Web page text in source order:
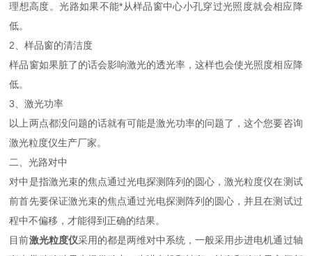
理想高度。光路如果不能*从样品窗中心小孔穿过光照度就会相应降
低。
2、样品窗的清洁度
样品窗如果脏了的话会影响激光的透光率，这样也会使光照度相应降
低。
3、激光功率
以上两点都没问题的话就有可能是激光功率的问题了，这个您要咨询
激光粒度仪生产厂家。
二、光路对中
对中是指激光束的焦点通过光电探测阵列的圆心，激光粒度仪在测试
前首先要保证激光束的焦点通过光电探测阵列的圆心，并且在测试过
程中不偏移，才能得到正确的结果。
目前激光粒度仪采用的都是两维对中系统，一般采用步进电机通过轴